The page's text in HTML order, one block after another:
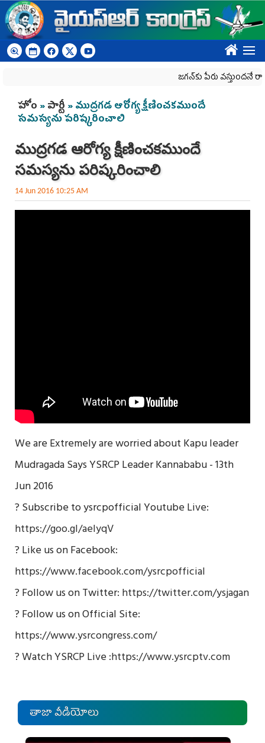
Skip to main content
????
జగన్‌కు పేరు వస్తుందనే
You are here
హోం »పార్టీ » ముద్రగడ ఆరోగ్య క్షీణించకముందే
సమస్యను పరిష్కరించాలి
ముద్రగడ ఆరోగ్య క్షీణించకముందే
సమస్యను పరిష్కరించాలి
14 Jun 2016 10:25 AM
We are Extremely are worried about Kapu leader
Mudragada Says YSRCP Leader Kannababu - 13th
Jun 2016
? Subscribe to ysrcpofficial Youtube Live:
https://goo.gl/aelyqV
? Like us on Facebook:
https://www.facebook.com/ysrcpofficial
? Follow us on Twitter:https://twitter.com/ysjagan
? Follow us on Official Site:
https://www.ysrcongress.com/
? Watch YSRCP Live :https://www.ysrcptv.com
తాజా వీడియోలు